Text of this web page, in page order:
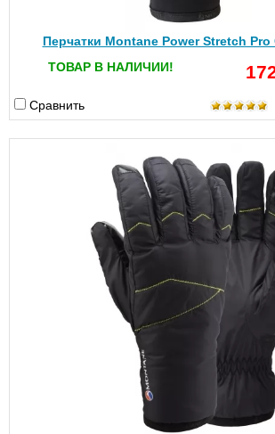
Перчатки Montane Power Stretch Pro
ТОВАР В НАЛИЧИИ!
Сравнить